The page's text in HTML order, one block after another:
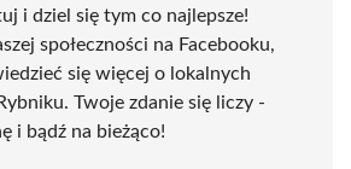
i dziel się tym co najlepsze!
społeczności na Facebooku,
się więcej o lokalnych
Twoje zdanie się liczy -
i bądź na bieżąco!